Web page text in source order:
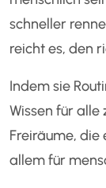
schneller
reicht es, den
Indem sie
Wissen für
Freiräume, die
allem für